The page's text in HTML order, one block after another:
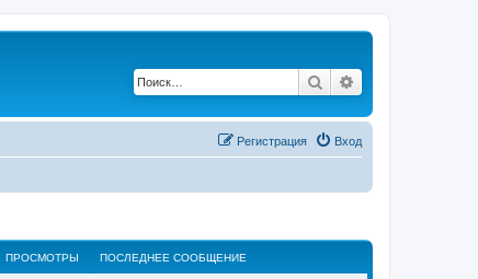
Поиск
Вход
Регистрация
ПРОСМОТРЫ ПОСЛЕДНЕЕ СООБЩЕНИЕ